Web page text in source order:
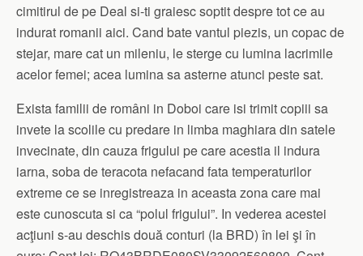
cimitirul de pe Deal si-ti graiesc soptit despre tot ce au
indurat romanii aici. Cand bate vantul piezis, un copac de
stejar, mare cat un mileniu, le sterge cu lumina lacrimile
acelor femei; acea lumina sa asterne atunci peste sat.
Exista familii de români in Doboi care isi trimit copiii sa
invete la scolile cu predare in limba maghiara din satele
invecinate, din cauza frigului pe care acestia il indura
iarna, soba de teracota nefacand fata temperaturilor
extreme ce se inregistreaza in aceasta zona care mai
este cunoscuta si ca “polul frigului”. In vederea acestei
acţiuni s-au deschis două conturi (la BRD) în lei şi în